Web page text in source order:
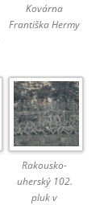
Kovárna
Františka Hermy
Rakousko-
uherský 102.
pluk v